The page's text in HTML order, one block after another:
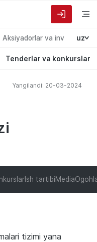
Aksiyadorlar va investorlarga
uz
Tenderlar va konkurslar
Yangilandi: 20-03-2024
Ish tartibiMedia
tizimi yana